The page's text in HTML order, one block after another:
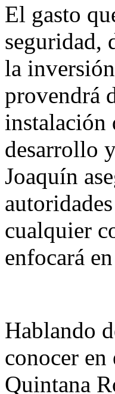
El gasto
seguridad,
la
provendrá
instalación
desarrollo
Joaquín
cualquier
enfocará
Hablando
conocer
Quintana